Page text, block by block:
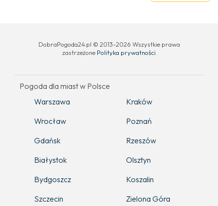
DobraPogoda24.pl © 2013-2026 Wszystkie prawa
zastrzeżone Polityka prywatności
Pogoda dla miast w Polsce
Warszawa
Kraków
Wrocław
Poznań
Gdańsk
Rzeszów
Białystok
Olsztyn
Bydgoszcz
Koszalin
Szczecin
Zielona Góra